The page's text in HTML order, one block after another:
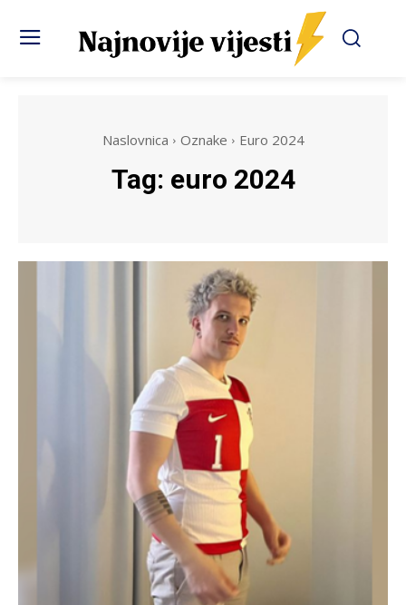
Naslovnica Oznake Euro 2024
Tag: euro 2024